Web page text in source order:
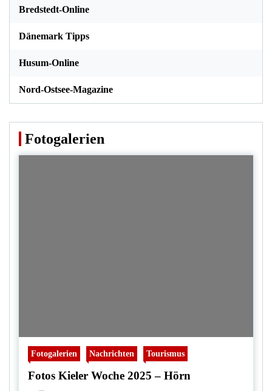
Bredstedt-Online
Dänemark Tipps
Husum-Online
Nord-Ostsee-Magazine
Fotogalerien
Fotogalerien Nachrichten Tourismus
Fotos Kieler Woche 2025 – Hörn